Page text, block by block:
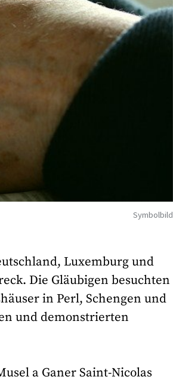
Symbolbild
Luxemburg und
Die Gläubigen besuchten
in Perl, Schengen und
und demonstrierten
a Ganer Saint-Nicolas